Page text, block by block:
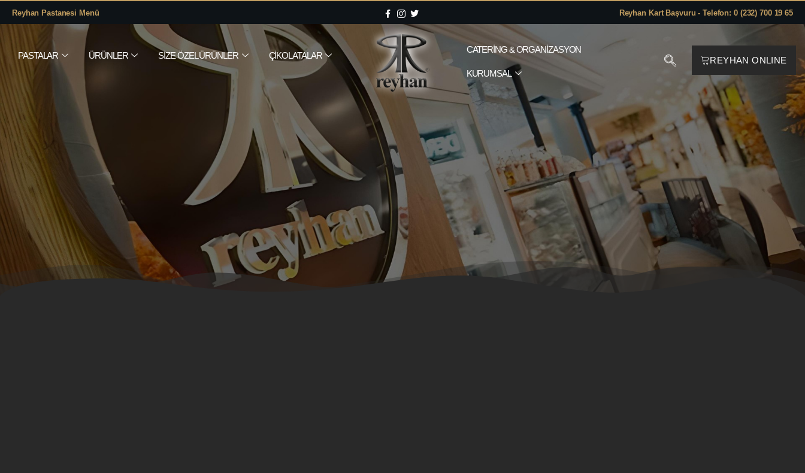
Reyhan Pastanesi Menü Reyhan Kart Başvuru - Telefon: 0 (232) 700 19 65
PASTALAR ÜRÜNLER SIZE ÖZEL ÜRÜNLER ÇIKOLATALAR
CATERING & ORGANIZASYON
KURUMSAL
REYHAN ONLINE